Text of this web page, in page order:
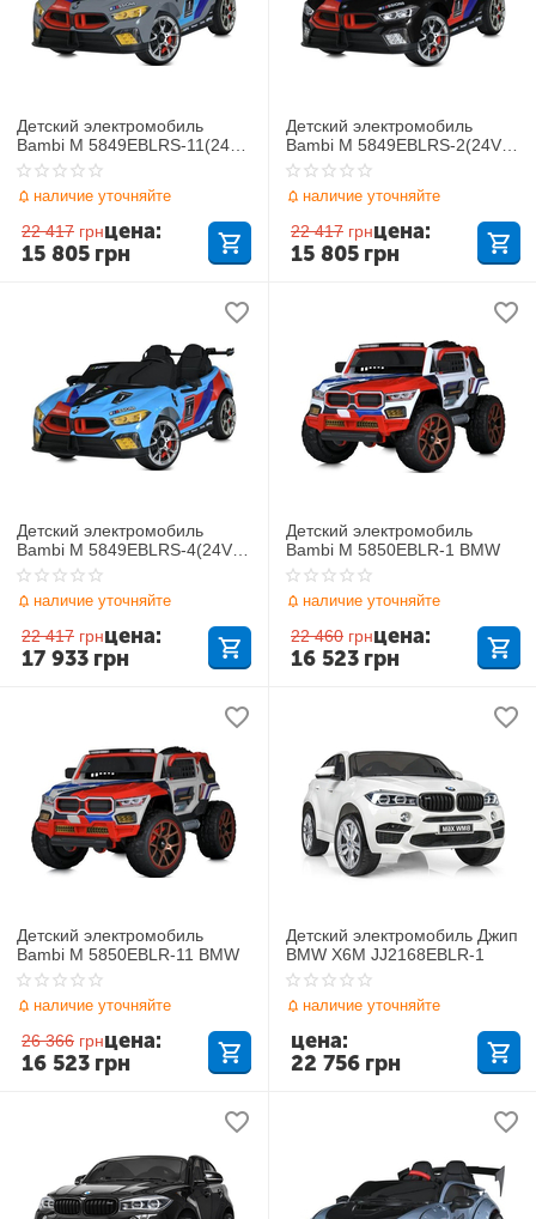
Детский электромобиль
Bambi M 5849EBLRS-11(24V)
BMW
наличие уточняйте
22 417 грн
15 805 грн
цена:
Детский электромобиль
Bambi M 5849EBLRS-2(24V)
BMW
наличие уточняйте
22 417 грн
15 805 грн
цена:
Детский электромобиль
Bambi M 5849EBLRS-4(24V)
BMW
наличие уточняйте
22 417 грн
17 933 грн
цена:
Детский электромобиль
Bambi M 5850EBLR-1 BMW
наличие уточняйте
22 460 грн
16 523 грн
цена:
Детский электромобиль
Bambi M 5850EBLR-11 BMW
наличие уточняйте
26 366 грн
16 523 грн
цена:
Детский электромобиль Джип
BMW X6M JJ2168EBLR-1
наличие уточняйте
22 756 грн
цена: